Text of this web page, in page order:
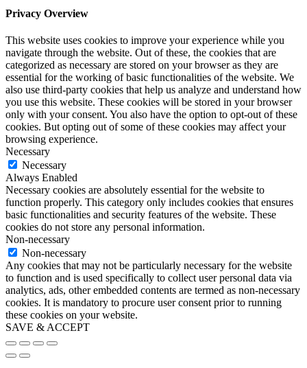
Privacy Overview
This website uses cookies to improve your experience while you
navigate through the website. Out of these, the cookies that are
categorized as necessary are stored on your browser as they are
essential for the working of basic functionalities of the website. We
also use third-party cookies that help us analyze and understand how
you use this website. These cookies will be stored in your browser
only with your consent. You also have the option to opt-out of these
cookies. But opting out of some of these cookies may affect your
browsing experience.
Necessary
Necessary
Always Enabled
Necessary cookies are absolutely essential for the website to
function properly. This category only includes cookies that ensures
basic functionalities and security features of the website. These
cookies do not store any personal information.
Non-necessary
Non-necessary
Any cookies that may not be particularly necessary for the website
to function and is used specifically to collect user personal data via
analytics, ads, other embedded contents are termed as non-necessary
cookies. It is mandatory to procure user consent prior to running
these cookies on your website.
SAVE & ACCEPT